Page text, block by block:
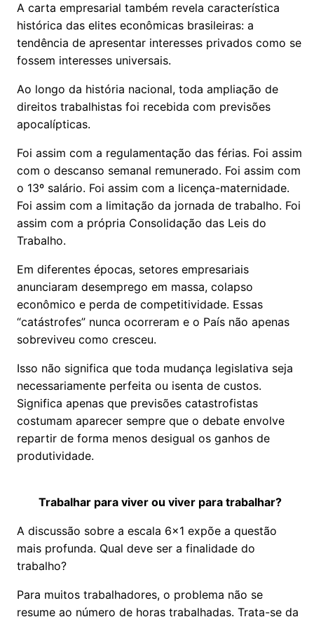
A carta empresarial também revela característica
histórica das elites econômicas brasileiras: a
tendência de apresentar interesses privados como se
fossem interesses universais.
Ao longo da história nacional, toda ampliação de
direitos trabalhistas foi recebida com previsões
apocalípticas.
Foi assim com a regulamentação das férias. Foi assim
com o descanso semanal remunerado. Foi assim com
o 13º salário. Foi assim com a licença-maternidade.
Foi assim com a limitação da jornada de trabalho. Foi
assim com a própria Consolidação das Leis do
Trabalho.
Em diferentes épocas, setores empresariais
anunciaram desemprego em massa, colapso
econômico e perda de competitividade. Essas
“catástrofes” nunca ocorreram e o País não apenas
sobreviveu como cresceu.
Isso não significa que toda mudança legislativa seja
necessariamente perfeita ou isenta de custos.
Significa apenas que previsões catastrofistas
costumam aparecer sempre que o debate envolve
repartir de forma menos desigual os ganhos de
produtividade.
Trabalhar para viver ou viver para trabalhar?
A discussão sobre a escala 6x1 expõe a questão
mais profunda. Qual deve ser a finalidade do
trabalho?
Para muitos trabalhadores, o problema não se
resume ao número de horas trabalhadas. Trata-se da